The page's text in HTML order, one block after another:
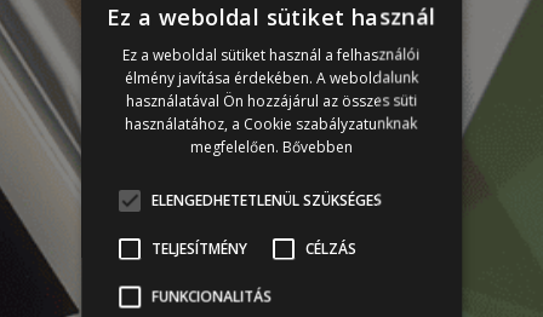
Ez a weboldal sütiket használ
Ez a weboldal sütiket használ a felhasználói
élmény javítása érdekében. A weboldalunk
használatával Ön hozzájárul az összes süti
használatához, a Cookie szabályzatunknak
megfelelően. Bővebben
ELENGEDHETETLENÜL SZÜKSÉGES
TELJESÍTMÉNY CÉLZÁS
FUNKCIONALITÁS